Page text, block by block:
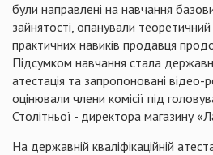
були направлені на навчання
зайнятості, опанували
практичних навиків продавця
Підсумком навчання стала
атестація та запропоновані відео-
оцінювали члени комісії під
Столітньої - директора магазину
На державній кваліфікаційній